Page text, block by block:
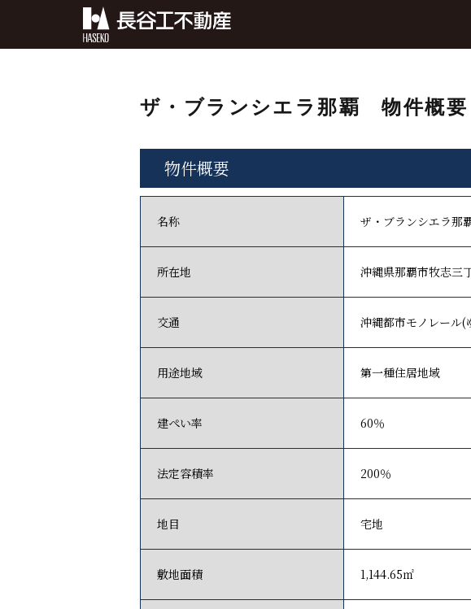
ザ・ブランシエラ那覇 物件概要
物件概要
名称 ザ・ブランシエラ那
所在地 沖縄県那覇市牧志三
交通 沖縄都市モノレール
用途地域 第一種住居地域
建ぺい率 60％
法定容積率 200％
地目 宅地
敷地面積 1,144.65㎡